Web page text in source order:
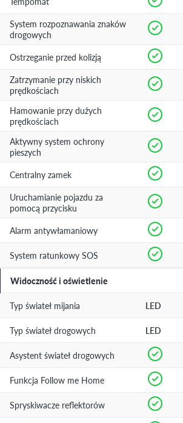
System rozpoznawania znaków
drogowych
Ostrzeganie przed kolizją
Zatrzymanie przy niskich
prędkościach
Hamowanie przy dużych
prędkościach
Aktywny system ochrony
pieszych
Centralny zamek
Uruchamianie pojazdu za
pomocą przycisku
Alarm antywłamaniowy
System ratunkowy SOS
Widoczność i oświetlenie
Typ świateł mijania LED
Typ świateł drogowych LED
Asystent świateł drogowych
Funkcja Follow me Home
Spryskiwacze reflektorów